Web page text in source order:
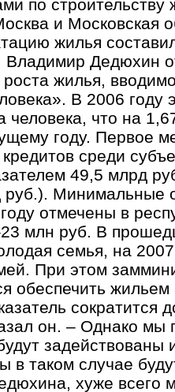
по строительству
и Московская
жилья
Владимир Дедюхин
жилья,
В 2006 году
человека, что на
году. Первое
среди
49,5 млрд
руб.). Минимальные
отмечены в
млн руб. В
семья, на
При этом
обеспечить
сократится
он. – Однако мы
задействованы
в таком случае
хуже всего